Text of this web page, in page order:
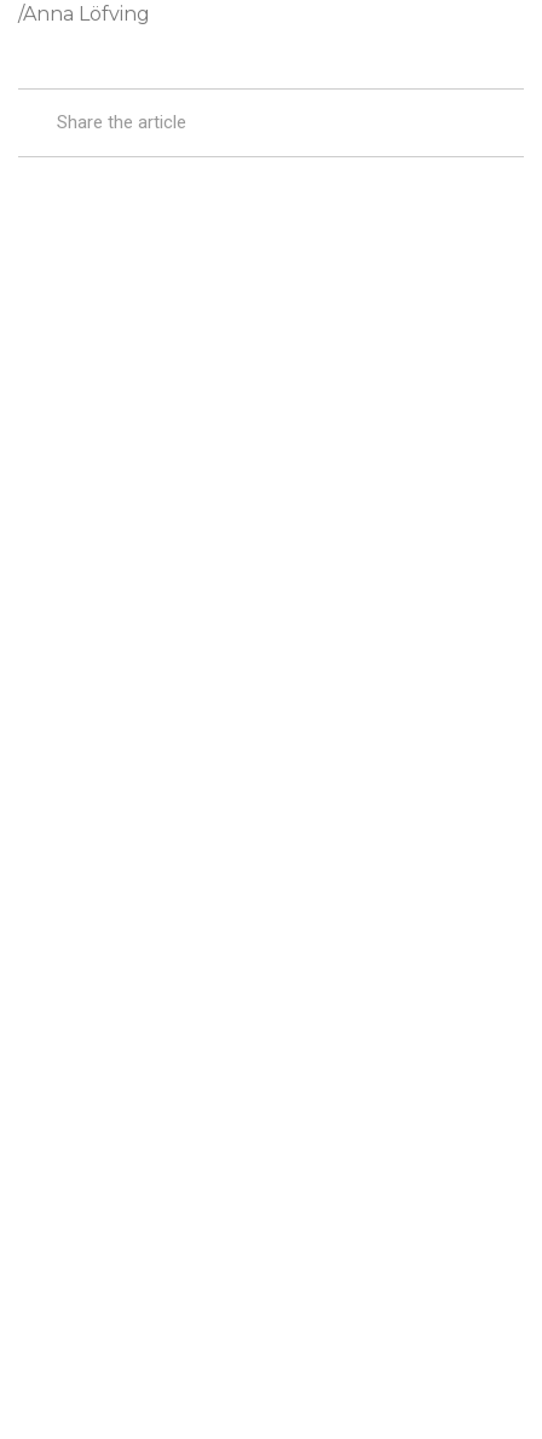
/Anna Löfving
Share the article